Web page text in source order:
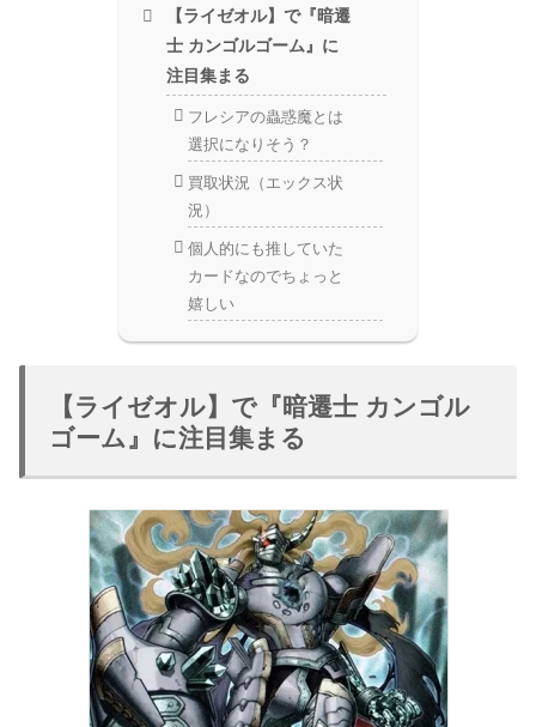
【ライゼオル】で『暗遷
士 カンゴルゴーム』に
注目集まる
フレシアの蟲惑魔とは
選択になりそう？
買取状況（エックス状
況）
個人的にも推していた
カードなのでちょっと
嬉しい
【ライゼオル】で『暗遷士 カンゴル
ゴーム』に注目集まる